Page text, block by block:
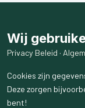
Wij
Privacy Beleid ·
Cookies zijn
Deze zorgen
bent!